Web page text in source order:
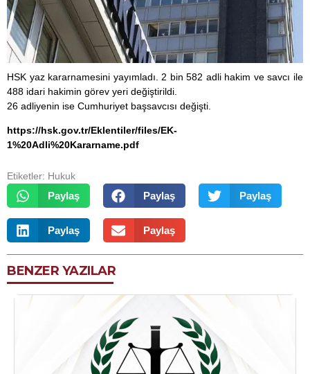
HSK yaz kararnamesini yayımladı. 2 bin 582 adli hakim ve savcı ile
488 idari hakimin görev yeri değiştirildi.
26 adliyenin ise Cumhuriyet başsavcısı değişti.
https://hsk.gov.tr/Eklentiler/files/EK-
1%20Adli%20Kararname.pdf
Etiketler: Hukuk
Paylaş Paylaş Paylaş
Paylaş Paylaş
BENZER YAZILAR